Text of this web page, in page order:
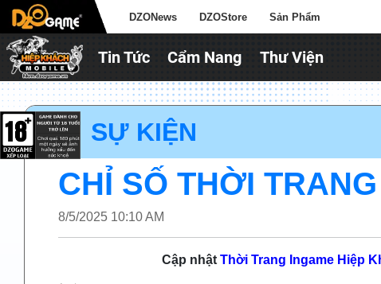
DZONews DZOStore Sản Phẩm
Tin Tức Cẩm Nang Thư Viện
► SỰ KIỆN
CHỈ SỐ THỜI
8/5/2025 10:10 AM
Cập nhật Thời Trang Ingame Hiệp